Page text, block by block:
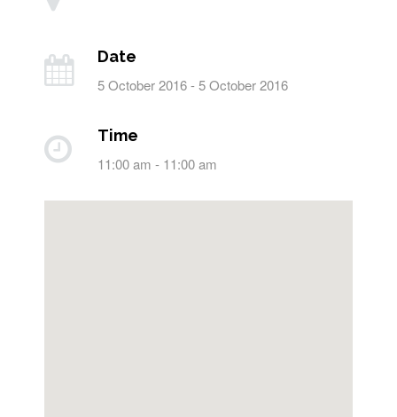
Date
5 October 2016 - 5 October 2016
Time
11:00 am - 11:00 am